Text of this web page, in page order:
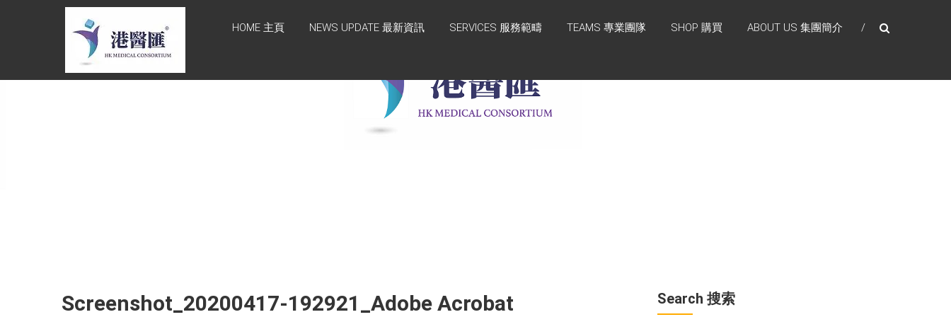
HONG KONG
MEDICAL
CONSORTIUM
至 Email:
enquiry@hkmcgroup.com
HOME 主頁 NEWS UPDATE 最新資訊 SERVICES 服務範疇 TEAMS 專業團隊 SHOP 購買 ABOUT US 集團簡介
Screenshot_20200417-192921_Adobe Acrobat Search 搜索